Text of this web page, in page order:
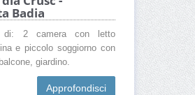
Badia
di: 2 camera con letto
e piccolo soggiorno con
giardino.
Approfondisci